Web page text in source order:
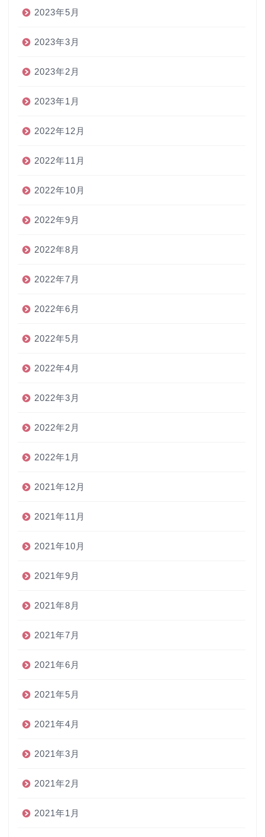
2023年5月
2023年3月
2023年2月
2023年1月
2022年12月
2022年11月
2022年10月
2022年9月
2022年8月
2022年7月
2022年6月
2022年5月
2022年4月
2022年3月
2022年2月
2022年1月
2021年12月
2021年11月
2021年10月
2021年9月
2021年8月
2021年7月
2021年6月
2021年5月
2021年4月
2021年3月
2021年2月
2021年1月